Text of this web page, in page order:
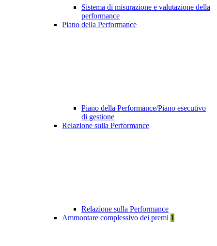
Sistema di misurazione e valutazione della
performance
Piano della Performance
Piano della Performance/Piano esecutivo
di gestione
Relazione sulla Performance
Relazione sulla Performance
Ammontare complessivo dei premi 1